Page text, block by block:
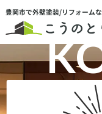
豊岡市で外壁塗装/リフォーム